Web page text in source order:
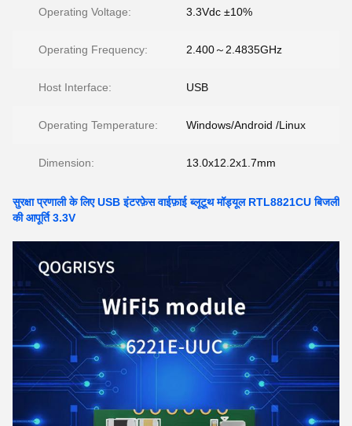
Operating Voltage: 3.3Vdc ±10%
Operating Frequency: 2.400～2.4835GHz
Host Interface: USB
Operating Temperature: Windows/Android /Linux
Dimension: 13.0x12.2x1.7mm
सुरक्षा प्रणाली के लिए USB इंटरफ़ेस वाईफ़ाई ब्लूटूथ मॉड्यूल RTL8821CU बिजली
की आपूर्ति 3.3V